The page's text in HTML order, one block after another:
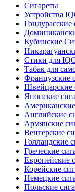
Сигареты
Устройства
Гондурасские
Кубинские
Стики для
Табак для
Французские
Швейцарские
Японские
Английские
Армянские
Венгерские
Голландские
Греческие
Европейские
Корейские
Немецкие
Польские